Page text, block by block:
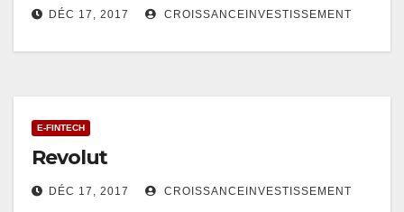
DÉC 17, 2017 CROISSANCEINVESTISSEMENT
E-FINTECH
Revolut
DÉC 17, 2017 CROISSANCEINVESTISSEMENT